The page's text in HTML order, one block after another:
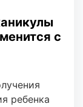
с
ребенка